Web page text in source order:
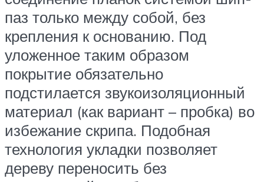
паз только между собой, без
крепления к основанию. Под
уложенное таким образом
покрытие обязательно
подстилается звукоизоляционный
материал (как вариант – пробка) во
избежание скрипа. Подобная
технология укладки позволяет
дереву переносить без